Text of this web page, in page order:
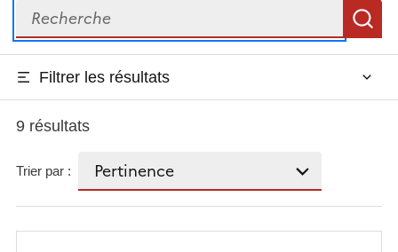
Recherche
Filtrer les résultats
9 résultats
Trier par :